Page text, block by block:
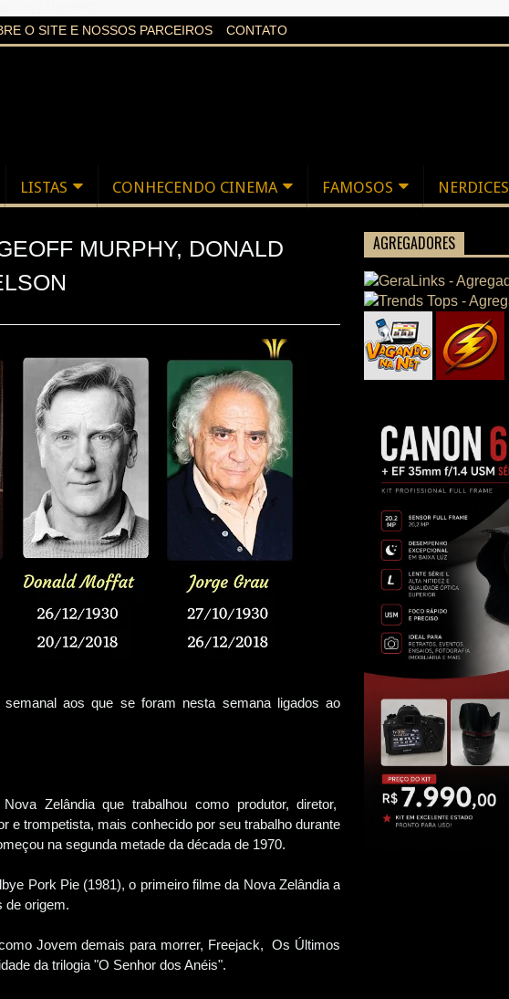
O SITE E NOSSOS PARCEIROS CONTATO
LISTAS CONHECENDO CINEMA FAMOSOS NERDICES
MURPHY, DONALD
aos que se foram nesta semana ligados ao
Zelândia que trabalhou como produtor, diretor,
e trompetista, mais conhecido por seu trabalho durante
na segunda metade da década de 1970.
Pork Pie (1981), o primeiro filme da Nova Zelândia a
de origem.
Jovem demais para morrer, Freejack, Os Últimos
da trilogia "O Senhor dos Anéis".
AGREGADORES